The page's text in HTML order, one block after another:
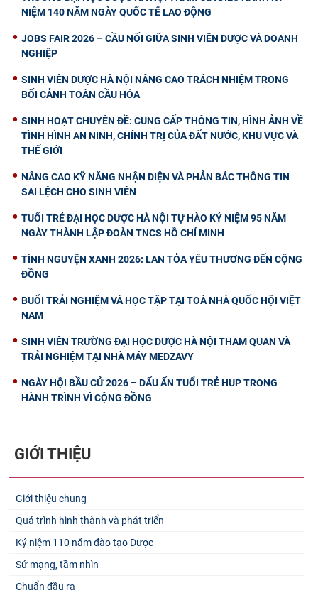
NIỆM 140 NĂM NGÀY QUỐC TẾ LAO ĐỘNG
JOBS FAIR 2026 – CẦU NỐI GIỮA SINH VIÊN DƯỢC VÀ DOANH
NGHIỆP
SINH VIÊN DƯỢC HÀ NỘI NÂNG CAO TRÁCH NHIỆM TRONG
BỐI CẢNH TOÀN CẦU HÓA
SINH HOẠT CHUYÊN ĐỀ: CUNG CẤP THÔNG TIN, HÌNH ẢNH VỀ
TÌNH HÌNH AN NINH, CHÍNH TRỊ CỦA ĐẤT NƯỚC, KHU VỰC VÀ
THẾ GIỚI
NÂNG CAO KỸ NĂNG NHẬN DIỆN VÀ PHẢN BÁC THÔNG TIN
SAI LỆCH CHO SINH VIÊN
TUỔI TRẺ ĐẠI HỌC DƯỢC HÀ NỘI TỰ HÀO KỶ NIỆM 95 NĂM
NGÀY THÀNH LẬP ĐOÀN TNCS HỒ CHÍ MINH
TÌNH NGUYỆN XANH 2026: LAN TỎA YÊU THƯƠNG ĐẾN CỘNG
ĐỒNG
BUỔI TRẢI NGHIỆM VÀ HỌC TẬP TẠI TOÀ NHÀ QUỐC HỘI VIỆT
NAM
SINH VIÊN TRƯỜNG ĐẠI HỌC DƯỢC HÀ NỘI THAM QUAN VÀ
TRẢI NGHIỆM TẠI NHÀ MÁY MEDZAVY
NGÀY HỘI BẦU CỬ 2026 – DẤU ẤN TUỔI TRẺ HUP TRONG
HÀNH TRÌNH VÌ CỘNG ĐỒNG
GIỚI THIỆU
Giới thiệu chung
Quá trình hình thành và phát triển
Kỷ niệm 110 năm đào tạo Dược
Sứ mạng, tầm nhìn
Chuẩn đầu ra